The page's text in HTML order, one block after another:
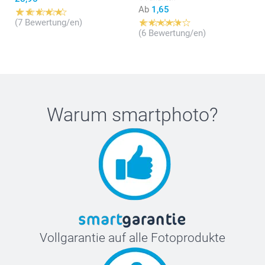
(7 Bewertung/en)
Ab 1,65
(6 Bewertung/en)
Warum smartphoto?
Vollgarantie auf alle Fotoprodukte